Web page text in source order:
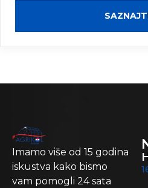
Imamo više od 15 godina
iskustva kako bismo
vam pomogli 24 sata